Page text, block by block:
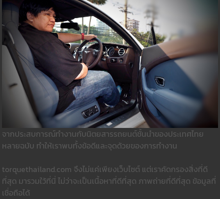
จากประสบการณ์ทำงานกับนิตยสารรถยนต์ชั้นนำของประเทศไทย
หลายฉบับ ทำให้เราพบทั้งข้อดีและจุดด้วยของการทำงาน
torquethailand.com จึงไม่แค่เพียงเว็บไซต์ แต่เราคัดกรองสิ่งที่ดี
ที่สุด มารวมใว้ที่นี่ ไม่ว่าจะเป็นเนื้อหาที่ดีที่สุด ภาพถ่ายที่ดีที่สุด ข้อมูลที่
เชื่อถือได้